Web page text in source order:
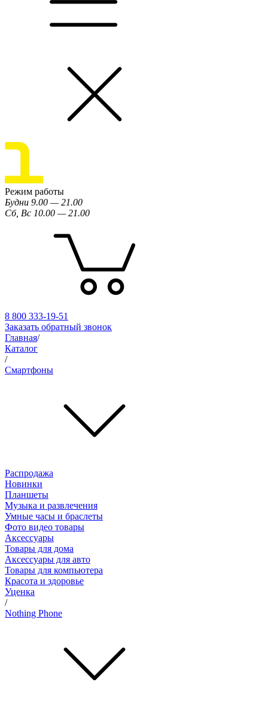
Режим работы
Будни 9.00 — 21.00
Сб, Вс 10.00 — 21.00
8 800 333-19-51
Заказать обратный звонок
Главная/
Каталог
/
Смартфоны
Распродажа
Новинки
Планшеты
Музыка и развлечения
Умные часы и браслеты
Фото видео товары
Аксессуары
Товары для дома
Аксессуары для авто
Товары для компьютера
Красота и здоровье
Уценка
/
Nothing Phone